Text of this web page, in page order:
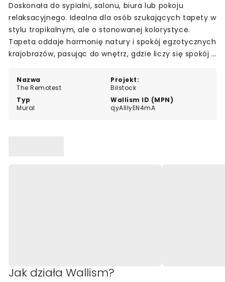
Nazwa
The Remotest
Projekt:
Bilstock
Typ
Mural
Wallism ID (MPN)
qyAlllyEN4mA
Doskonała do sypialni, salonu, biura lub pokoju
relaksacyjnego. Idealna dla osób szukających tapety w
stylu tropikalnym, ale o stonowanej kolorystyce.
Tapeta oddaje harmonię natury i spokój egzotycznych
krajobrazów, pasując do wnętrz, gdzie liczy się spokój i
Jak działa Wallism?